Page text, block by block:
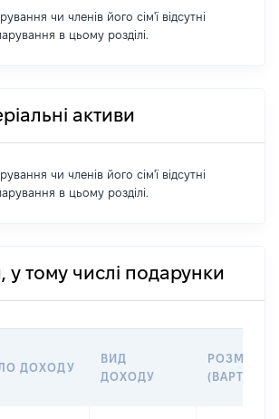
чи членів його сім'ї відсутні
в цьому розділі.
активи
чи членів його сім'ї відсутні
в цьому розділі.
у тому числі подарунки
ДОХОДУ
ВИД
ДОХОДУ
РОЗМІР
(ВАРТІСТЬ)